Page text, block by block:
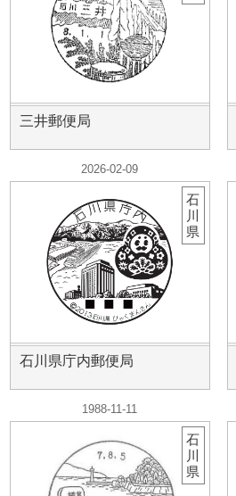
三井郵便局
2026-02-09
石川県庁内郵便局
石
川
県
1988-11-11
石
川
県